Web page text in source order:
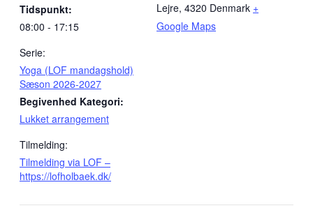
Tidspunkt:
08:00 - 17:15
Serie:
Yoga (LOF mandagshold)
Sæson 2026-2027
Begivenhed Kategori:
Lukket arrangement
Tilmelding:
Tilmelding via LOF –
https://lofholbaek.dk/
Lejre, 4320 Denmark +
Google Maps